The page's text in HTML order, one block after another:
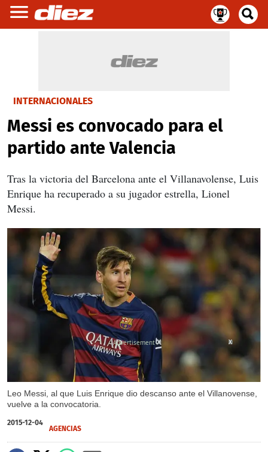
INTERNACIONALES
Messi es convocado para el
partido ante Valencia
Tras la victoria del Barcelona ante el Villanavolense, Luis
Enrique ha recuperado a su jugador estrella, Lionel
Messi.
Leo Messi, al que Luis Enrique dio descanso ante el Villanovense,
vuelve a la convocatoria.
X
2015-12-04
AGENCIAS